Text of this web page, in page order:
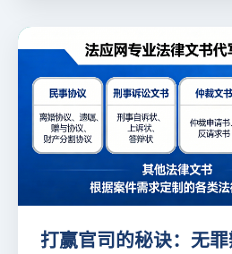
打赢官司的秘诀：无